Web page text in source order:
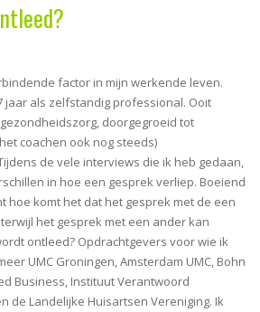
factor in mijn werkende leven.
jaar als zelfstandig professional. Ooit
doorgegroeid tot
coachen ook nog steeds)
de vele interviews die ik heb gedaan,
in hoe een gesprek verliep. Boeiend
hoe komt het dat het gesprek met de een
het gesprek met een ander kan
ontleed? Opdrachtgevers voor wie ik
UMC Groningen, Amsterdam UMC, Bohn
Business, Instituut Verantwoord
de Landelijke Huisartsen Vereniging. Ik